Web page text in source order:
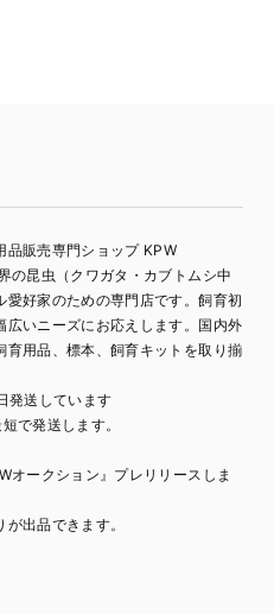
品販売専門ショップ KPW
の昆虫（クワガタ・カブトムシ中
好家のための専門店です。飼育初
いニーズにお応えします。国内外
用品、標本、飼育キットを取り揃
発送しています
で発送します。
オークション』プレリリースしま
出品できます。